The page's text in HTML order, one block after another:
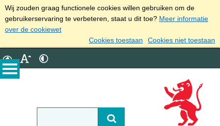
Wij zouden graag functionele cookies willen gebruiken om de
gebruikerservaring te verbeteren, staat u dit toe? Meer informatie
over de cookiewet
Cookies toestaan
Cookies niet toestaan